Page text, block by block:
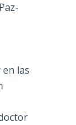
las